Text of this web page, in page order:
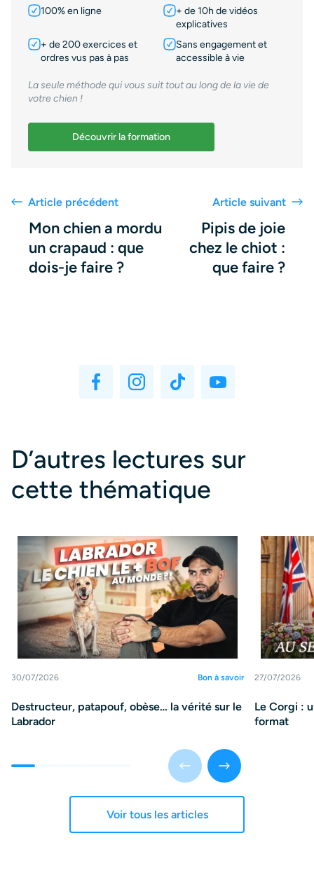
100% en ligne
+ de 10h de vidéos
explicatives
+ de 200 exercices et
ordres vus pas à pas
Sans engagement et
accessible à vie
La seule méthode qui vous suit tout au long de la vie de
votre chien !
Découvrir la formation
Article précédent
Mon chien a mordu
un crapaud : que
dois-je faire ?
Article suivant
Pipis de joie
chez le chiot :
que faire ?
D’autres lectures sur
cette thématique
30/07/2026 Bon à savoir
Destructeur, patapouf, obèse… la vérité sur le
Labrador
27/07/2026
Le Corgi :
format
Voir tous les articles